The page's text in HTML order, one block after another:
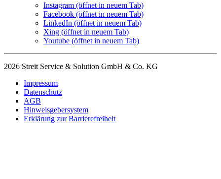
Instagram (öffnet in neuem Tab)
Facebook (öffnet in neuem Tab)
LinkedIn (öffnet in neuem Tab)
Xing (öffnet in neuem Tab)
Youtube (öffnet in neuem Tab)
2026 Streit Service & Solution GmbH & Co. KG
Impressum
Datenschutz
AGB
Hinweisgebersystem
Erklärung zur Barrierefreiheit